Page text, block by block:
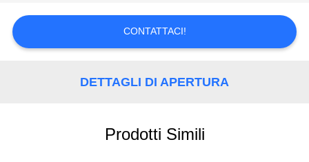
MAPPA
DEL
CONTATTACI!
DETTAGLI DI APERTURA
Prodotti Simili